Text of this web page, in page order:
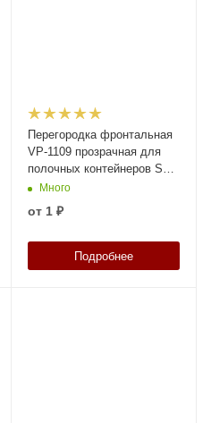
Перегородка фронтальная
VP-1109 прозрачная для
полочных контейнеров SK
3109, 4109, 5109, 6109
Много
от 1 ₽
Подробнее